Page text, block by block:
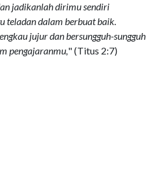
jadikanlah dirimu sendiri
teladan dalam berbuat baik.
jujur dan bersungguh-sungguh
pengajaranmu," (Titus 2:7)